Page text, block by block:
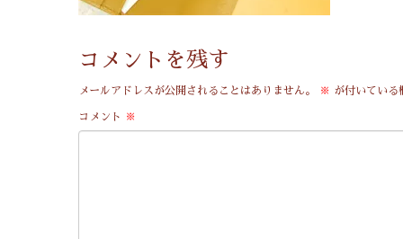
コメントを残す
メールアドレスが公開されることはありません。 ※ が付いている
コメント ※